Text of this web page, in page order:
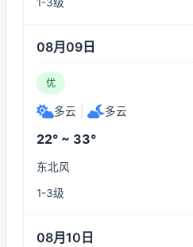
08月09日
优
多云 多云
22° ~ 33°
东北风
1-3级
08月10日